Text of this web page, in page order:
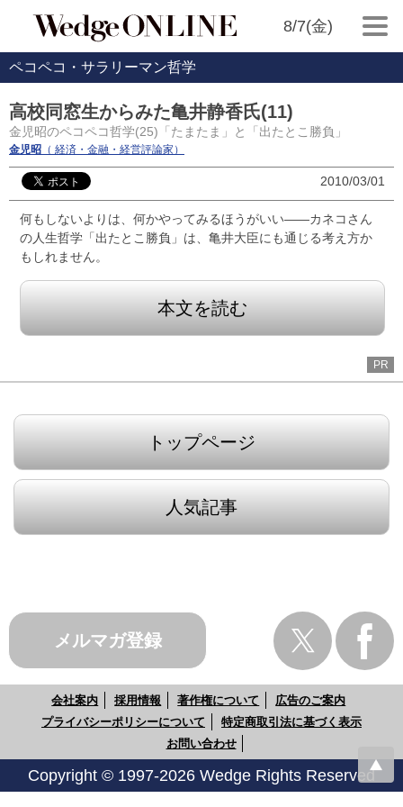
8/7(金)
ペコペコ・サラリーマン哲学
高校同窓生からみた亀井静香氏(11)
金児昭のペコペコ哲学(25)「たまたま」と「出たとこ勝負」
金児昭 （ 経済・金融・経営評論家）
2010/03/01
何もしないよりは、何かやってみるほうがいい――カネコさん
の人生哲学「出たとこ勝負」は、亀井大臣にも通じる考え方か
もしれません。
本文を読む
PR
トップページ
人気記事
メルマガ登録
会社案内 採用情報 著作権について
広告のご案内
プライバシーポリシーについて
特定商取引法に基づく表示
お問い合わせ
Copyright © 1997-2026 Wedge Rights Reserved